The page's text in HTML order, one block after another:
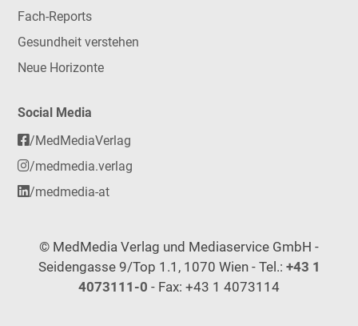
Fach-Reports
Gesundheit verstehen
Neue Horizonte
Social Media
/MedMediaVerlag
/medmedia.verlag
/medmedia-at
© MedMedia Verlag und Mediaservice GmbH -
Seidengasse 9/Top 1.1, 1070 Wien - Tel.: +43 1
4073111-0 - Fax: +43 1 4073114